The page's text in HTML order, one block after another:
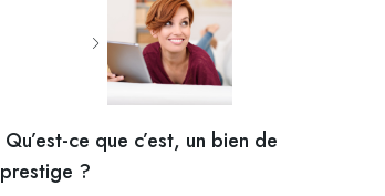
Qu’est-ce que c’est, un bien de
prestige ?